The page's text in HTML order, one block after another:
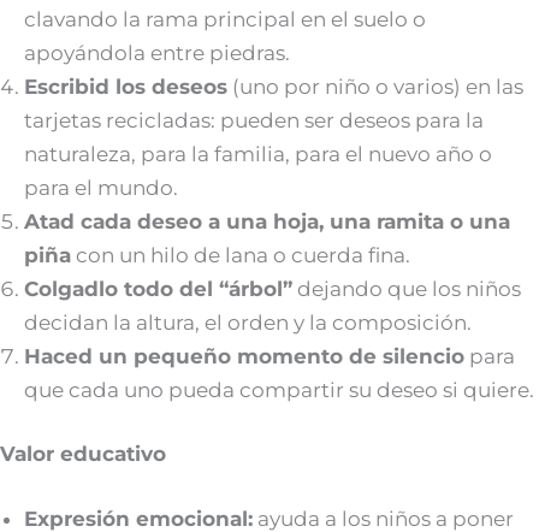
clavando la rama principal en el suelo o
apoyándola entre piedras.
Escribid los deseos (uno por niño o varios) en las
tarjetas recicladas: pueden ser deseos para la
naturaleza, para la familia, para el nuevo año o
para el mundo.
Atad cada deseo a una hoja, una ramita o una
piña con un hilo de lana o cuerda fina.
Colgadlo todo del “árbol” dejando que los niños
decidan la altura, el orden y la composición.
Haced un pequeño momento de silencio para
que cada uno pueda compartir su deseo si quiere.
Valor educativo
Expresión emocional: ayuda a los niños a poner